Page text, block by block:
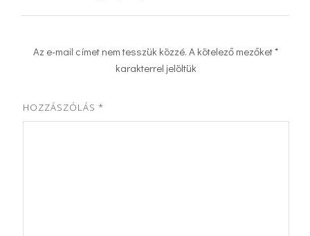
Az e-mail címet nem tesszük közzé. A kötelező mezőket*
karakterrel jelöltük
HOZZÁSZÓLÁS *